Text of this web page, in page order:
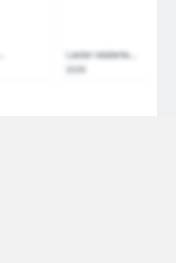
Laster relaterte...